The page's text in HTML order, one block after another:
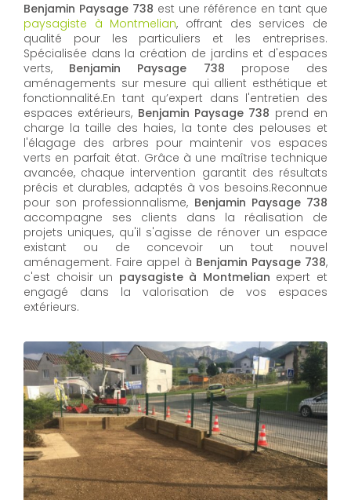
Benjamin Paysage 738 est une référence en tant que
paysagiste à Montmelian, offrant des services de
qualité pour les particuliers et les entreprises.
Spécialisée dans la création de jardins et d'espaces
verts, Benjamin Paysage 738 propose des
aménagements sur mesure qui allient esthétique et
fonctionnalité.En tant qu’expert dans l'entretien des
espaces extérieurs, Benjamin Paysage 738 prend en
charge la taille des haies, la tonte des pelouses et
l'élagage des arbres pour maintenir vos espaces
verts en parfait état. Grâce à une maîtrise technique
avancée, chaque intervention garantit des résultats
précis et durables, adaptés à vos besoins.Reconnue
pour son professionnalisme, Benjamin Paysage 738
accompagne ses clients dans la réalisation de
projets uniques, qu'il s'agisse de rénover un espace
existant ou de concevoir un tout nouvel
aménagement. Faire appel à Benjamin Paysage 738,
c'est choisir un paysagiste à Montmelian expert et
engagé dans la valorisation de vos espaces
extérieurs.